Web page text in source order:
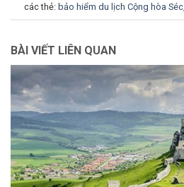
các thẻ: bảo hiểm du lịch Cộng hòa Séc,
BÀI VIẾT LIÊN QUAN